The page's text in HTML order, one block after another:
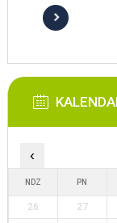
‹
NDZ PN
26 27